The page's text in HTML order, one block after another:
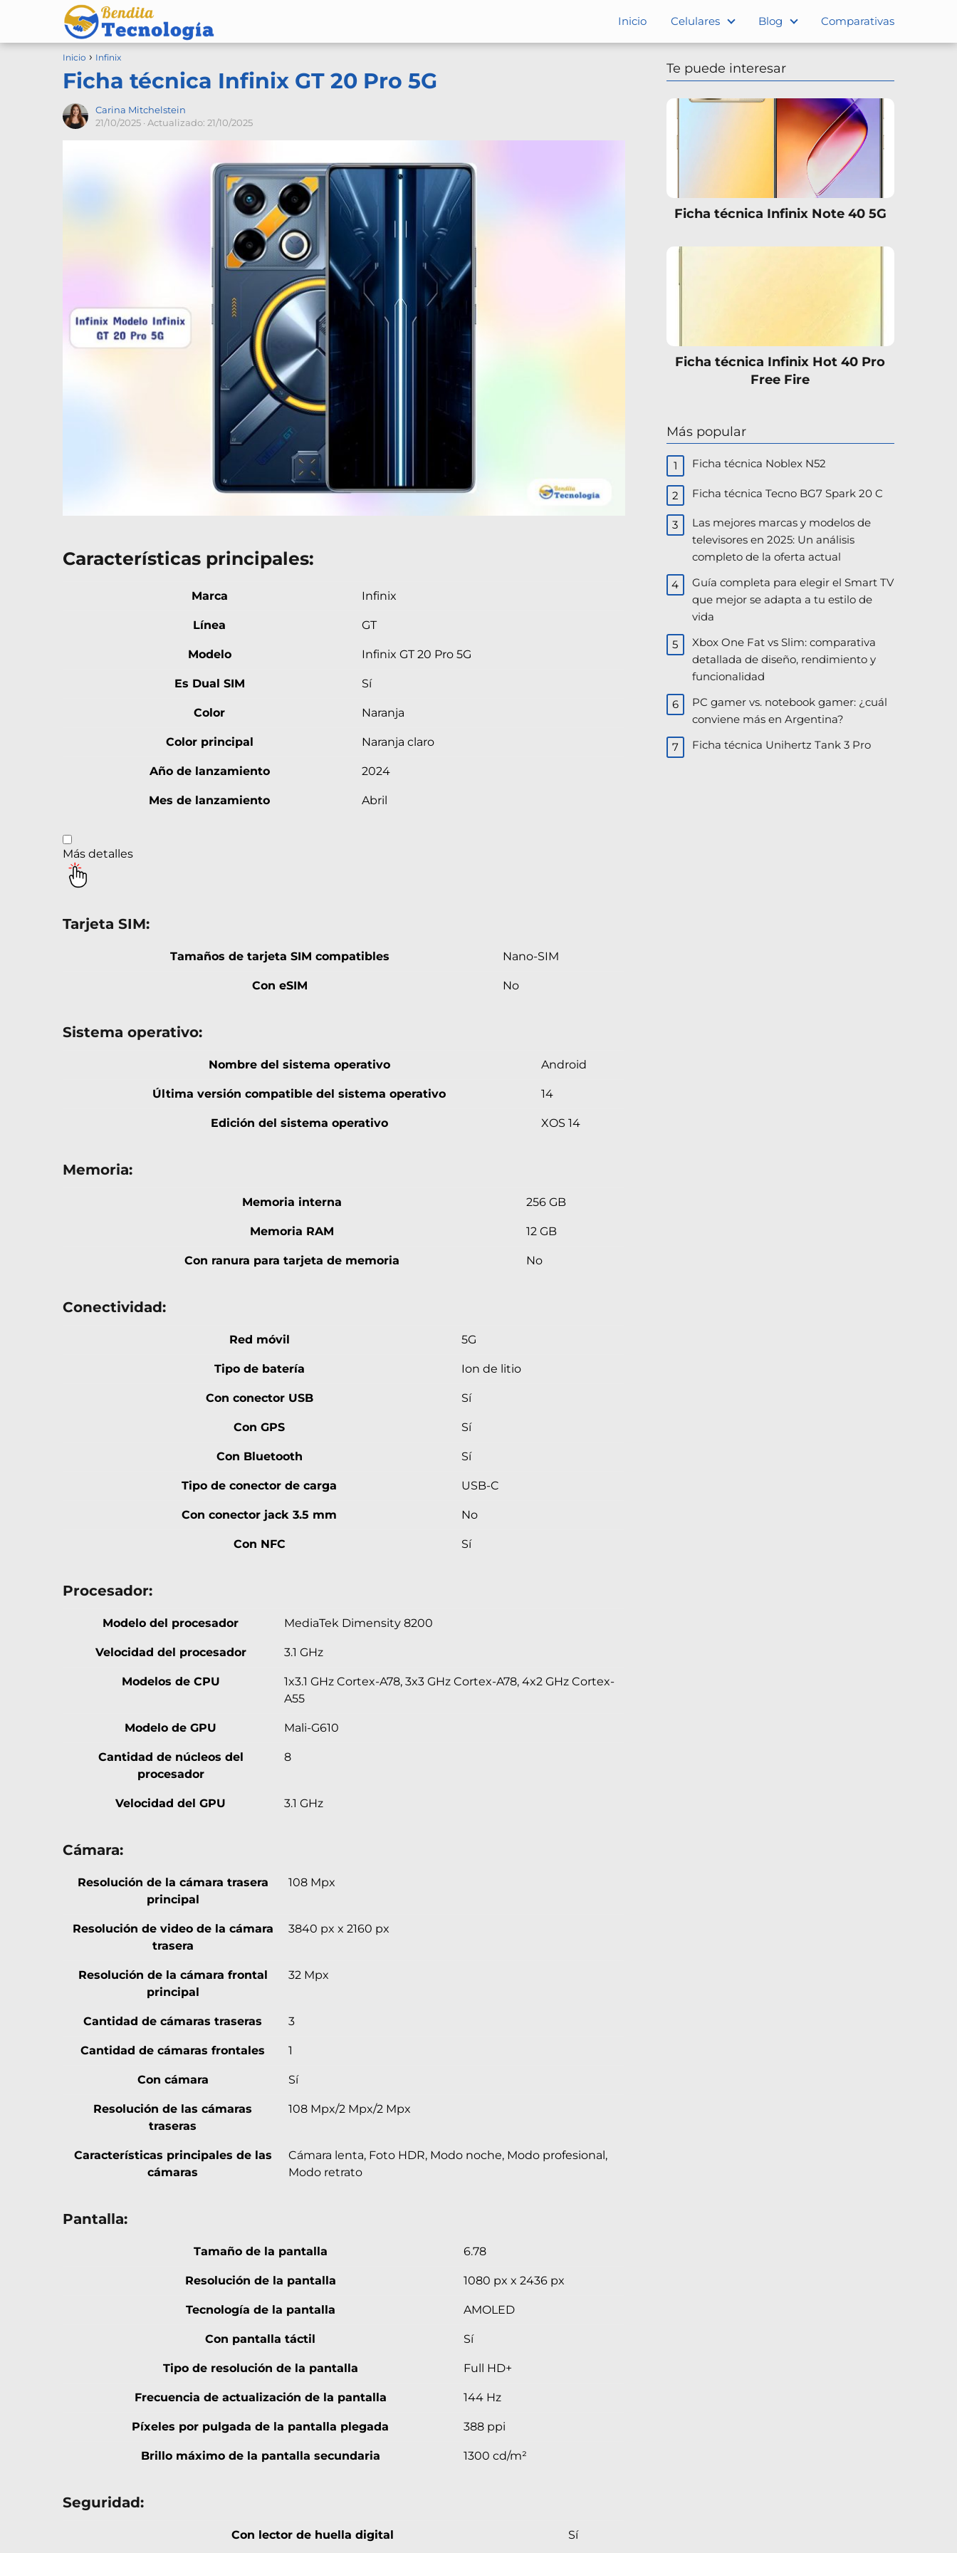
Inicio Celulares Blog Comparativas
Inicio Infinix
Ficha técnica Infinix GT 20 Pro 5G
Carina Mitchelstein
21/10/2025 · Actualizado: 21/10/2025
Características principales:
Marca Infinix
Línea GT
Modelo Infinix GT 20 Pro 5G
Es Dual SIM Sí
Color Naranja
Color principal Naranja claro
Año de lanzamiento 2024
Mes de lanzamiento Abril
Más detalles
Tarjeta SIM:
Tamaños de tarjeta SIM compatibles Nano-SIM
Con eSIM No
Sistema operativo:
Nombre del sistema operativo Android
Última versión compatible del sistema operativo 14
Edición del sistema operativo XOS 14
Memoria:
Memoria interna 256 GB
Memoria RAM 12 GB
Con ranura para tarjeta de memoria No
Conectividad:
Red móvil 5G
Tipo de batería Ion de litio
Con conector USB Sí
Con GPS Sí
Con Bluetooth Sí
Tipo de conector de carga USB-C
Con conector jack 3.5 mm No
Con NFC Sí
Procesador:
Modelo del procesador MediaTek Dimensity 8200
Velocidad del procesador 3.1 GHz
Modelos de CPU
1x3.1 GHz Cortex-A78, 3x3 GHz Cortex-A78, 4x2 GHz Cortex-
A55
Modelo de GPU Mali-G610
Cantidad de núcleos del
procesador
8
Velocidad del GPU 3.1 GHz
Cámara:
Resolución de la cámara trasera
principal
108 Mpx
Resolución de video de la cámara
trasera
3840 px x 2160 px
Resolución de la cámara frontal
principal
32 Mpx
Cantidad de cámaras traseras 3
Cantidad de cámaras frontales 1
Con cámara Sí
Resolución de las cámaras
traseras
108 Mpx/2 Mpx/2 Mpx
Características principales de las
cámaras
Cámara lenta, Foto HDR, Modo noche, Modo profesional,
Modo retrato
Pantalla:
Tamaño de la pantalla 6.78
Resolución de la pantalla 1080 px x 2436 px
Tecnología de la pantalla AMOLED
Con pantalla táctil Sí
Tipo de resolución de la pantalla Full HD+
Frecuencia de actualización de la pantalla 144 Hz
Píxeles por pulgada de la pantalla plegada 388 ppi
Brillo máximo de la pantalla secundaria 1300 cd/m²
Seguridad:
Con lector de huella digital Sí
Te puede interesar
Ficha técnica Infinix Note 40 5G
Ficha técnica Infinix Hot 40 Pro
Free Fire
Más popular
Ficha técnica Noblex N52
Ficha técnica Tecno BG7 Spark 20 C
Las mejores marcas y modelos de
televisores en 2025: Un análisis
completo de la oferta actual
Guía completa para elegir el Smart TV
que mejor se adapta a tu estilo de
vida
Xbox One Fat vs Slim: comparativa
detallada de diseño, rendimiento y
funcionalidad
PC gamer vs. notebook gamer: ¿cuál
conviene más en Argentina?
Ficha técnica Unihertz Tank 3 Pro